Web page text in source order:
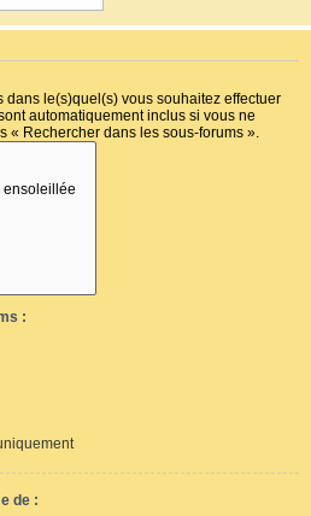
dans le(s)quel(s) vous souhaitez effectuer
automatiquement inclus si vous ne
« Rechercher dans les sous-forums ».
:
de :